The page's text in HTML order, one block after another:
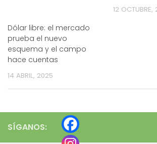
Dólar libre: el mercado
prueba el nuevo
esquema y el campo
hace cuentas
14 ABRIL, 2025
12 OCTUBRE,
SÍGANOS: